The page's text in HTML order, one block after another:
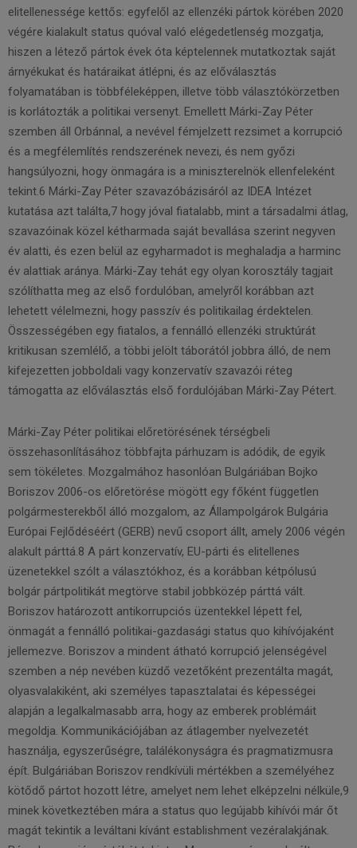
elitellenessége kettős: egyfelől az ellenzéki pártok körében 2020
végére kialakult status quóval való elégedetlenség mozgatja,
hiszen a létező pártok évek óta képtelennek mutatkoztak saját
árnyékukat és határaikat átlépni, és az előválasztás
folyamatában is többféleképpen, illetve több választókörzetben
is korlátozták a politikai versenyt. Emellett Márki-Zay Péter
szemben áll Orbánnal, a nevével fémjelzett rezsimet a korrupció
és a megfélemlítés rendszerének nevezi, és nem győzi
hangsúlyozni, hogy önmagára is a miniszterelnök ellenfeleként
tekint.6 Márki-Zay Péter szavazóbázisáról az IDEA Intézet
kutatása azt találta,7 hogy jóval fiatalabb, mint a társadalmi átlag,
szavazóinak közel kétharmada saját bevallása szerint negyven
év alatti, és ezen belül az egyharmadot is meghaladja a harminc
év alattiak aránya. Márki-Zay tehát egy olyan korosztály tagjait
szólíthatta meg az első fordulóban, amelyről korábban azt
lehetett vélelmezni, hogy passzív és politikailag érdektelen.
Összességében egy fiatalos, a fennálló ellenzéki struktúrát
kritikusan szemlélő, a többi jelölt táborától jobbra álló, de nem
kifejezetten jobboldali vagy konzervatív szavazói réteg
támogatta az előválasztás első fordulójában Márki-Zay Pétert.
Márki-Zay Péter politikai előretörésének térségbeli
összehasonlításához többfajta párhuzam is adódik, de egyik
sem tökéletes. Mozgalmához hasonlóan Bulgáriában Bojko
Boriszov 2006-os előretörése mögött egy főként független
polgármesterekből álló mozgalom, az Állampolgárok Bulgária
Európai Fejlődéséért (GERB) nevű csoport állt, amely 2006 végén
alakult párttá.8 A párt konzervatív, EU-párti és elitellenes
üzenetekkel szólt a választókhoz, és a korábban kétpólusú
bolgár pártpolitikát megtörve stabil jobbközép párttá vált.
Boriszov határozott antikorrupciós üzentekkel lépett fel,
önmagát a fennálló politikai-gazdasági status quo kihívójaként
jellemezve. Boriszov a mindent átható korrupció jelenségével
szemben a nép nevében küzdő vezetőként prezentálta magát,
olyasvalakiként, aki személyes tapasztalatai és képességei
alapján a legalkalmasabb arra, hogy az emberek problémáit
megoldja. Kommunikációjában az átlagember nyelvezetét
használja, egyszerűségre, találékonyságra és pragmatizmusra
épít. Bulgáriában Boriszov rendkívüli mértékben a személyéhez
kötődő pártot hozott létre, amelyet nem lehet elképzelni nélküle,9
minek következtében mára a status quo legújabb kihívói már őt
magát tekintik a leváltani kívánt establishment vezéralakjának.